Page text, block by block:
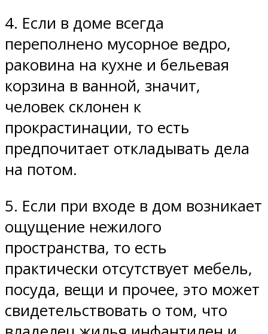
4. Если в доме всегда
переполнено мусорное ведро,
раковина на кухне и бельевая
корзина в ванной, значит,
человек склонен к
прокрастинации, то есть
предпочитает откладывать дела
на потом.
5. Если при входе в дом возникает
ощущение нежилого
пространства, то есть
практически отсутствует мебель,
посуда, вещи и прочее, это может
свидетельствовать о том, что